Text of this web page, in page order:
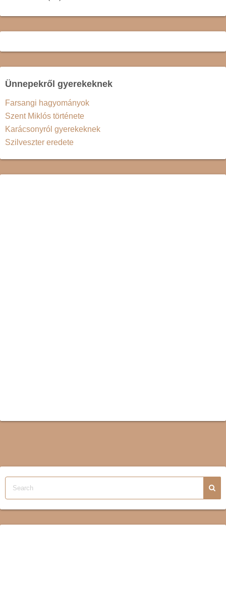
Ünnepekről gyerekeknek
Farsangi hagyományok
Szent Miklós története
Karácsonyról gyerekeknek
Szilveszter eredete